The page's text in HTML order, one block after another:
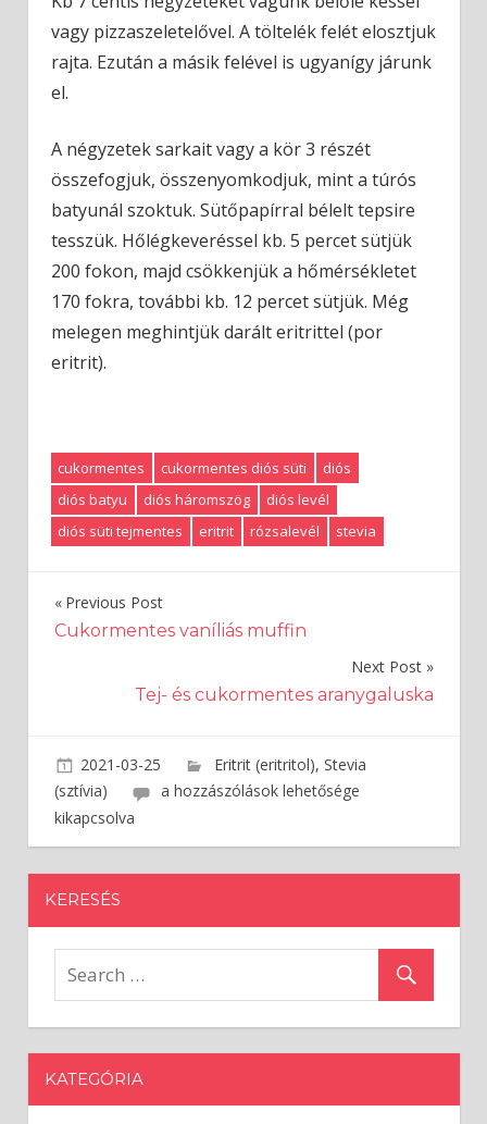
vagy pizzaszeletelővel. A töltelék felét elosztjuk
rajta. Ezután a másik felével is ugyanígy járunk
el.
A négyzetek sarkait vagy a kör 3 részét
összefogjuk, összenyomkodjuk, mint a túrós
batyunál szoktuk. Sütőpapírral bélelt tepsire
tesszük. Hőlégkeveréssel kb. 5 percet sütjük
200 fokon, majd csökkenjük a hőmérsékletet
170 fokra, további kb. 12 percet sütjük. Még
melegen meghintjük darált eritrittel (por
eritrit).
cukormentes cukormentes diós süti
diós
diós batyu
diós háromszög
diós levél
diós süti tejmentes
eritrit rózsalevél stevia
Bejegyzés
Previous Post
Cukormentes vaníliás muffin
Next Post
Tej- és cukormentes aranygaluska
2021-03-25 admin
Eritrit (eritritol), Stevia
(sztívia)
Cukormentes
bejegyzéshez
a hozzászólások lehetősége
kikapcsolva
KERESÉS
KATEGÓRIA